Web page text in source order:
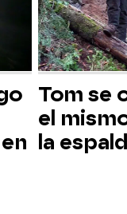
Tom se
el
la